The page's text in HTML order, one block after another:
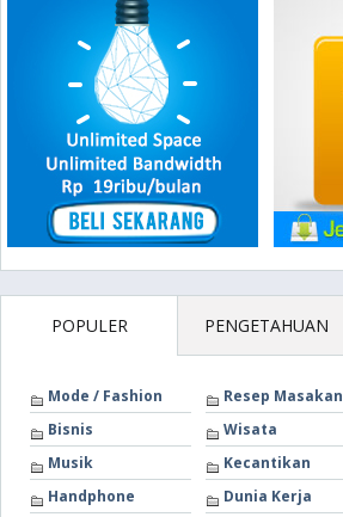
POPULER PENGETAHUAN
Mode / Fashion
Resep Masakan
Bisnis
Wisata
Musik
Kecantikan
Handphone
Dunia Kerja